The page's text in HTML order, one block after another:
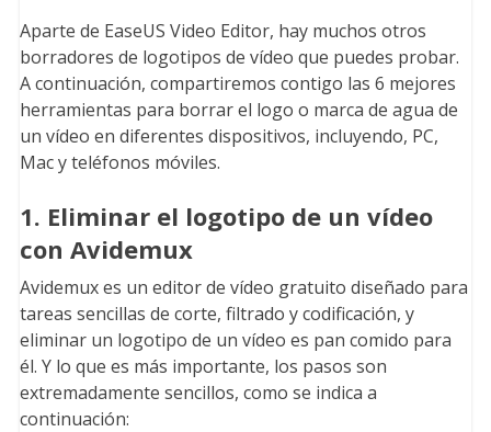
Aparte de EaseUS Video Editor, hay muchos otros
borradores de logotipos de vídeo que puedes probar.
A continuación, compartiremos contigo las 6 mejores
herramientas para borrar el logo o marca de agua de
un vídeo en diferentes dispositivos, incluyendo, PC,
Mac y teléfonos móviles.
1. Eliminar el logotipo de un vídeo
con Avidemux
Avidemux es un editor de vídeo gratuito diseñado para
tareas sencillas de corte, filtrado y codificación, y
eliminar un logotipo de un vídeo es pan comido para
él. Y lo que es más importante, los pasos son
extremadamente sencillos, como se indica a
continuación: